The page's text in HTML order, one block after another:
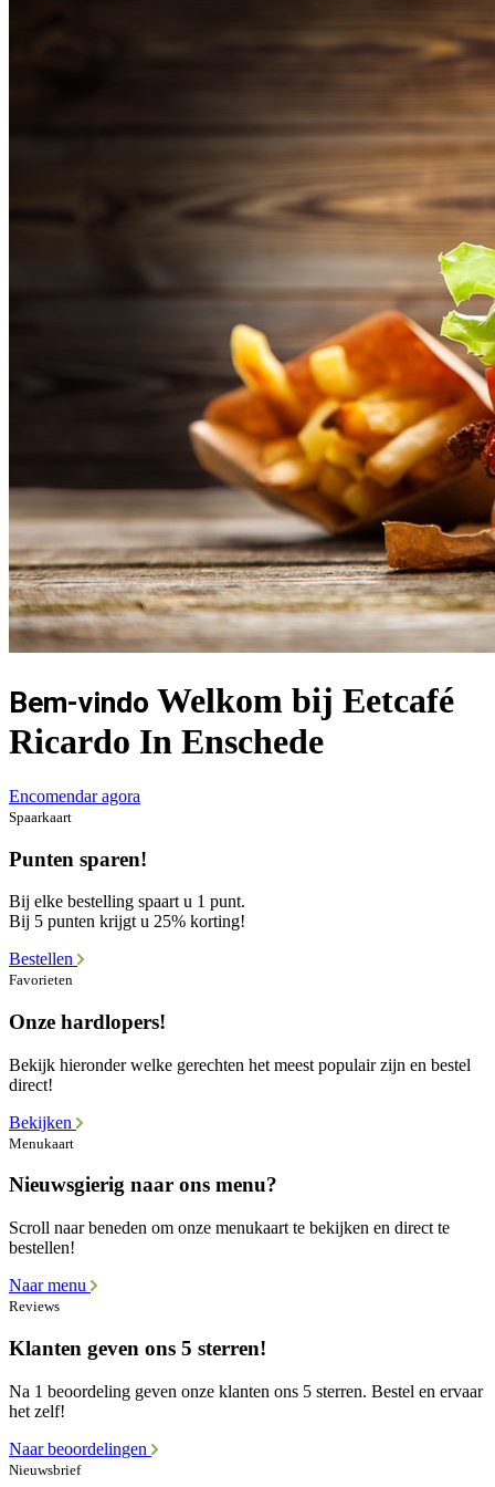
Bem-vindo Welkom bij Eetcafé
Ricardo In Enschede
Encomendar agora
Spaarkaart
Punten sparen!
Bij elke bestelling spaart u 1 punt.
Bij 5 punten krijgt u 25% korting!
Bestellen
Favorieten
Onze hardlopers!
Bekijk hieronder welke gerechten het meest populair zijn en bestel
direct!
Bekijken
Menukaart
Nieuwsgierig naar ons menu?
Scroll naar beneden om onze menukaart te bekijken en direct te
bestellen!
Naar menu
Reviews
Klanten geven ons 5 sterren!
Na 1 beoordeling geven onze klanten ons 5 sterren. Bestel en ervaar
het zelf!
Naar beoordelingen
Nieuwsbrief